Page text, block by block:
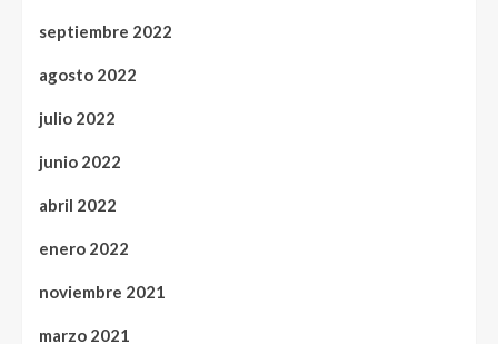
septiembre 2022
agosto 2022
julio 2022
junio 2022
abril 2022
enero 2022
noviembre 2021
marzo 2021